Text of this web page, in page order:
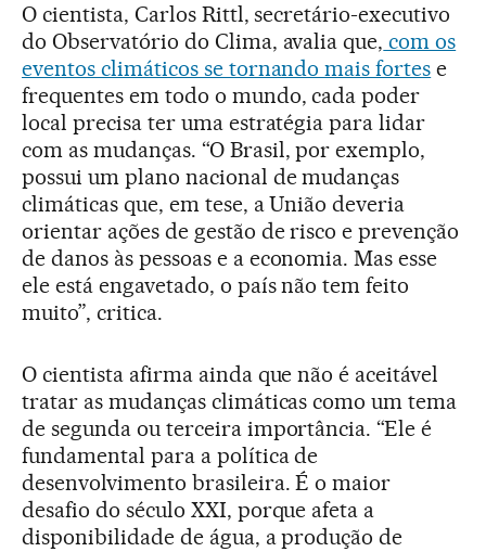
O cientista, Carlos Rittl, secretário-executivo
do Observatório do Clima, avalia que, com os
eventos climáticos se tornando mais fortes e
frequentes em todo o mundo, cada poder
local precisa ter uma estratégia para lidar
com as mudanças. “O Brasil, por exemplo,
possui um plano nacional de mudanças
climáticas que, em tese, a União deveria
orientar ações de gestão de risco e prevenção
de danos às pessoas e a economia. Mas esse
ele está engavetado, o país não tem feito
muito”, critica.
O cientista afirma ainda que não é aceitável
tratar as mudanças climáticas como um tema
de segunda ou terceira importância. “Ele é
fundamental para a política de
desenvolvimento brasileira. É o maior
desafio do século XXI, porque afeta a
disponibilidade de água, a produção de